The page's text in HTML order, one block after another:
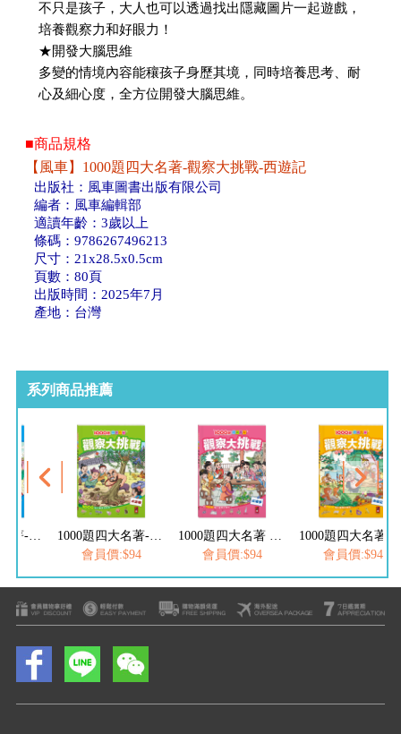
不只是孩子，大人也可以透過找出隱藏圖片一起遊戲，
培養觀察力和好眼力！
★開發大腦思維
多變的情境內容能穰孩子身歷其境，同時培養思考、耐
心及細心度，全方位開發大腦思維。
■商品規格
【風車】1000題四大名著-觀察大挑戰-西遊記
出版社：風車圖書出版有限公司
編者：風車編輯部
適讀年齡：3歲以上
條碼：9786267496213
尺寸：21x28.5x0.5cm
頁數：80頁
出版時間：2025年7月
產地：台灣
系列商品推薦
會員價:$94
會員價:$94
會員價:$94